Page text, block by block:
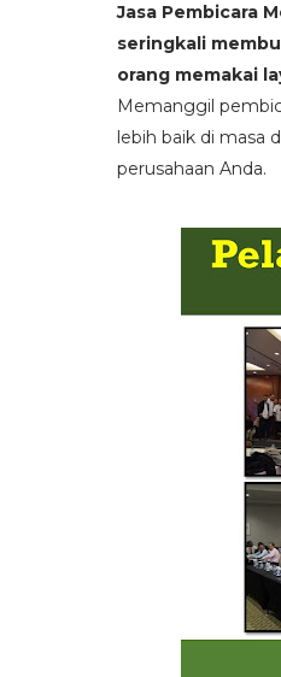
Jasa Pembicara
seringkali
orang memakai
Memanggil
lebih baik di masa
perusahaan Anda.